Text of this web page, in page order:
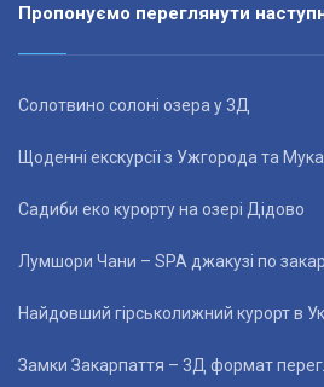
Пропонуємо переглянути
Солотвино солоні озера у 3Д
Щоденні екскурсії з Ужгорода та
Садиби еко курорту на озері Дідово
Лумшори Чани – SPA джакузі по
Найдовший гірськолижний курорт в
Замки Закарпаття – 3Д формат